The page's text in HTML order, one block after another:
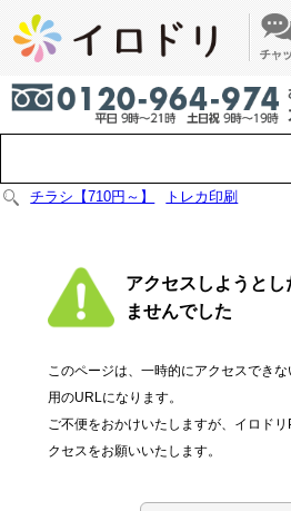
チラシ【710円～】 トレカ印刷
アクセスしようとし
ませんでした
このページは、一時的にアクセスでき
用のURLになります。
ご不便をおかけいたしますが、イロド
クセスをお願いいたします。